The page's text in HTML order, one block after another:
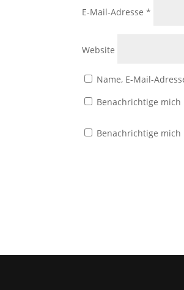
E-Mail-Adresse*
Website
Name, E-Mail-
Benachrichtige
Benachrichtige